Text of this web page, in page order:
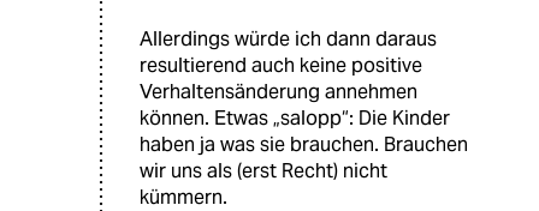
Allerdings würde ich dann daraus
resultierend auch keine positive
Verhaltensänderung annehmen
können. Etwas „salopp“: Die Kinder
haben ja was sie brauchen. Brauchen
wir uns als (erst Recht) nicht
kümmern.